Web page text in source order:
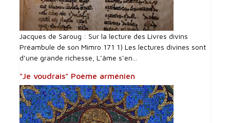
Jacques de Saroug : Sur la lecture des Livres divins
Préambule de son Mimro 171 1) Les lectures divines sont
d’une grande richesse, L’âme s’en...
"Je voudrais" Poème arménien